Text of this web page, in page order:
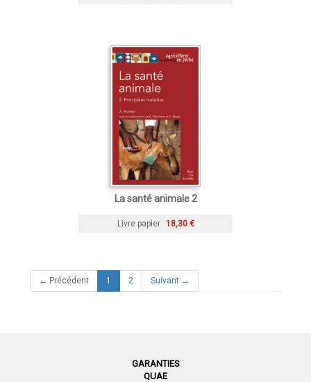
La santé animale 2
Livre papier 18,30 €
← Précédent 1 (current)
2 Suivant →
GARANTIES
QUAE